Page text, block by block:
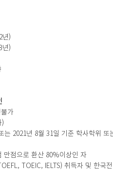
년)
년)
가
2021년 8월 31일 기준 학사학위 또
만점으로 환산 80%이상인 자
TOEIC, IELTS) 취득자 및 한국